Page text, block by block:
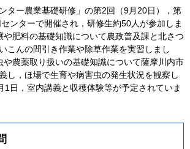
ター農業基礎研修」の第2回（9月20日），第
ンターで開催され，研修生約50人が参加しま
や肥料の基礎知識について農政普及課と北さつ
こんの間引き作業や除草作業を実習しまし
や農薬取り扱いの基礎知識について薩摩川内市
し，ほ場で生育や病害虫の発生状況を観察し
1日，室内講義と収穫体験等が予定されていま